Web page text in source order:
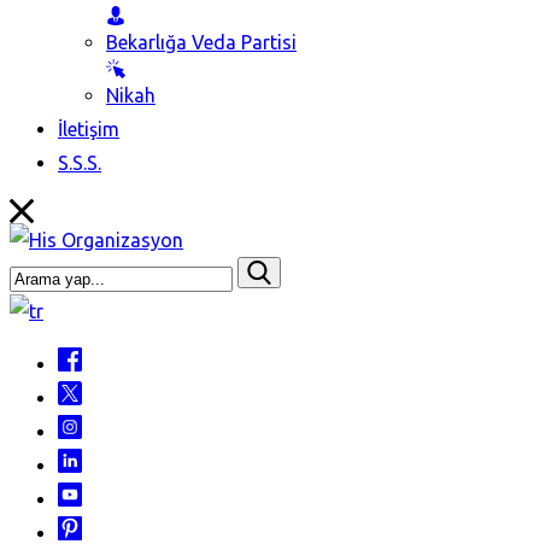
Bekarlığa Veda Partisi
Nikah
İletişim
S.S.S.